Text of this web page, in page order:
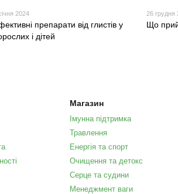
2024
препарати від глистів у
і дітей
26 грудня
Що
Магазин
Імунна підтримка
Травлення
Енергія та спорт
Очищення та детокс
Серце та судини
Менеджмент ваги